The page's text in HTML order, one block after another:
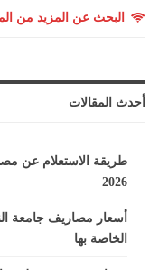
البحث عن المزيد من
أحدث المقالات
طريقة الاستعلام عن
2026
الخاصة بها